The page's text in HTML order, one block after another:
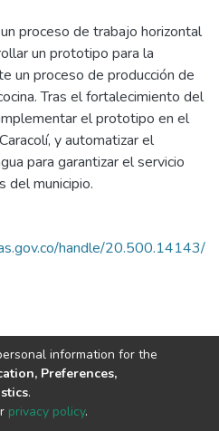
proceso de trabajo horizontal
un prototipo para la
un proceso de producción de
Tras el fortalecimiento del
el prototipo en el
y automatizar el
para garantizar el servicio
del municipio.
handle/20.500.14143/
© 2002-2026
information for the
Preferences,
.
privacy policy.